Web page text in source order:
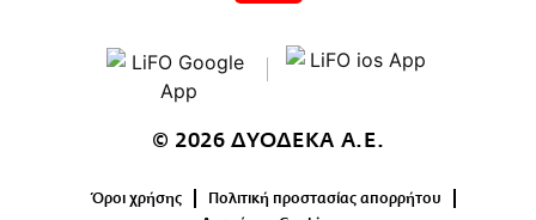
© 2026 ΔΥΟΔΕΚΑ Α.Ε.
Όροι χρήσης
Πολιτική προστασίας απορρήτου